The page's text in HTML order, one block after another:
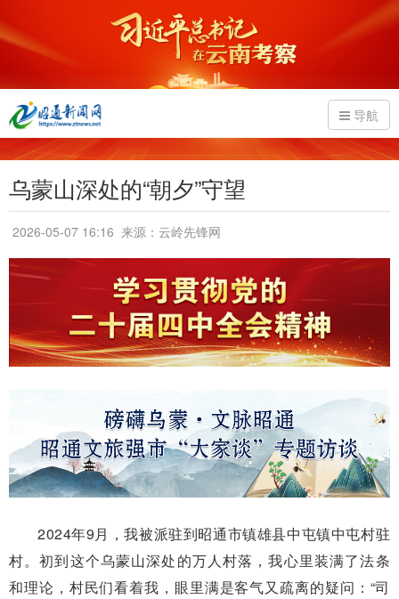
导航
乌蒙山深处的“朝夕”守望
2026-05-07 16:16 来源：云岭先锋网
2024年9月，我被派驻到昭通市镇雄县中屯镇中屯村驻
村。初到这个乌蒙山深处的万人村落，我心里装满了法条
和理论，村民们看着我，眼里满是客气又疏离的疑问：“司